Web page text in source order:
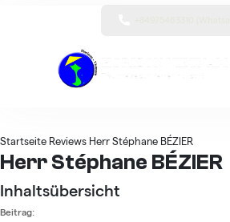
Startseite Reviews Herr Stéphane BÉZIER
Herr Stéphane BÉZIER
Inhaltsübersicht
Beitrag: